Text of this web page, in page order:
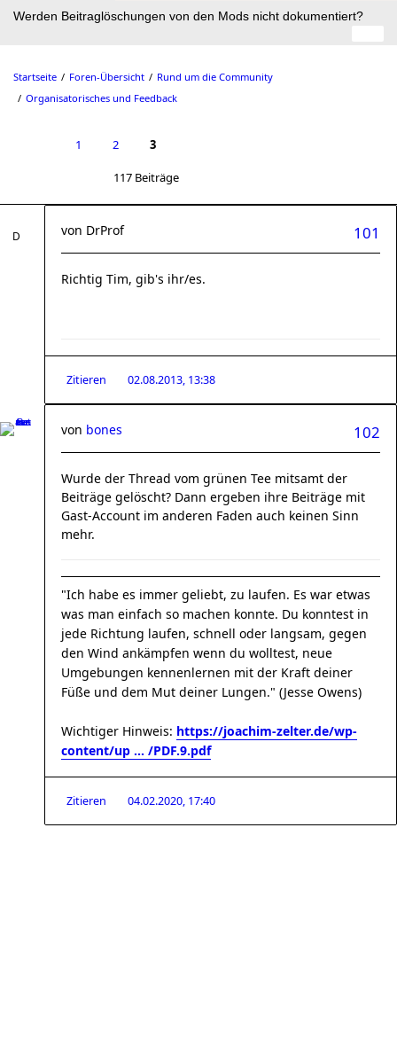
Werden Beitraglöschungen von den Mods nicht dokumentiert?
Startseite Foren-Übersicht
Rund um die Community
Organisatorisches und Feedback
1 2 3
117 Beiträge
101
von DrProf
Richtig Tim, gib's ihr/es.
Zitieren 02.08.2013, 13:38
102
von bones
Wurde der Thread vom grünen Tee mitsamt der
Beiträge gelöscht? Dann ergeben ihre Beiträge mit
Gast-Account im anderen Faden auch keinen Sinn
mehr.
"Ich habe es immer geliebt, zu laufen. Es war etwas
was man einfach so machen konnte. Du konntest in
jede Richtung laufen, schnell oder langsam, gegen
den Wind ankämpfen wenn du wolltest, neue
Umgebungen kennenlernen mit der Kraft deiner
Füße und dem Mut deiner Lungen." (Jesse Owens)
Wichtiger Hinweis: https://joachim-zelter.de/wp-
content/up ... /PDF.9.pdf
Zitieren 04.02.2020, 17:40